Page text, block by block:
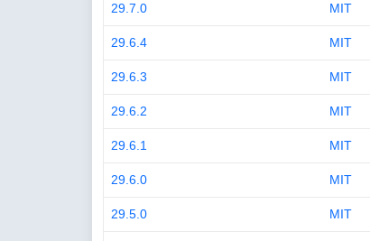
29.7.0 MIT
29.6.4 MIT
29.6.3 MIT
29.6.2 MIT
29.6.1 MIT
29.6.0 MIT
29.5.0 MIT